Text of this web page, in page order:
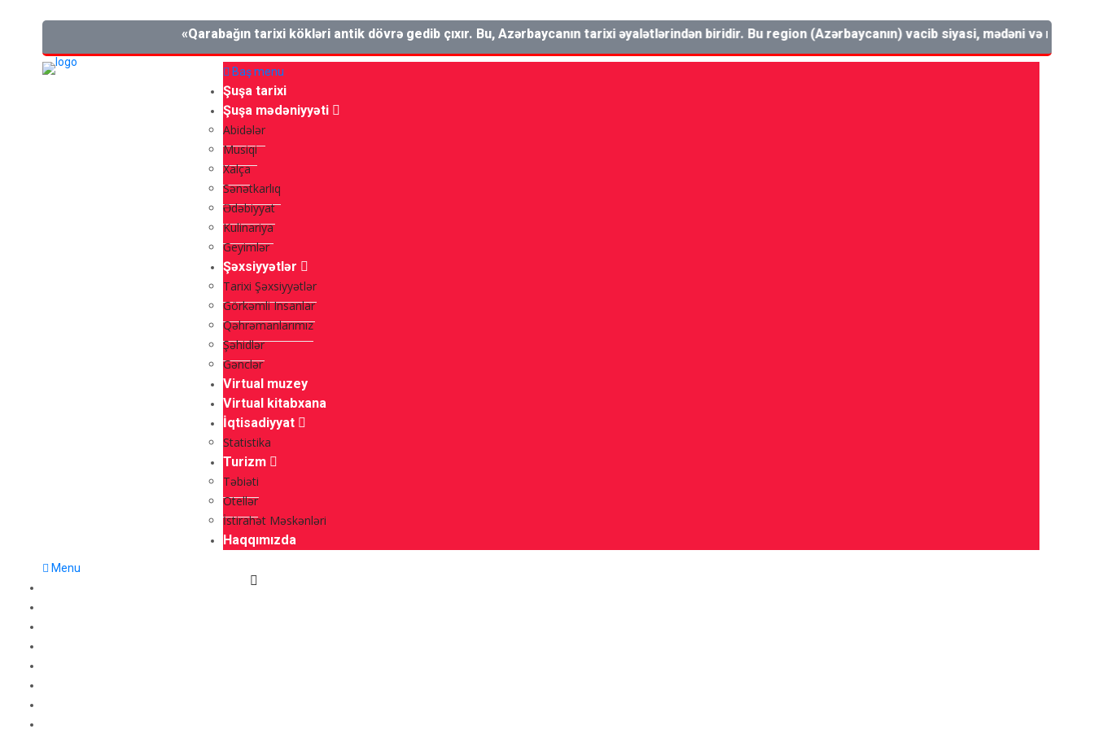
«Qarabağın tarixi kökləri antik dövrə gedib çıxır. Bu, Azərbaycanın tarixi əyalətlərindən biridir. Bu region (Azərbaycanın) vacib siyasi, mədəni və mənəvi
Baş menu
Şuşa tarixi
Şuşa mədəniyyəti
Abidələr
Musiqi
Xalça
Sənətkarlıq
Ədəbiyyat
Kulinariya
Geyimlər
Şəxsiyyətlər
Tarixi Şəxsiyyətlər
Görkəmli Insanlar
Qəhrəmanlarımız
Şəhidlər
Gənclər
Virtual muzey
Virtual kitabxana
İqtisadiyyat
Statistika
Turizm
Təbiəti
Otellər
İstirahət Məskənləri
Haqqımızda
Menu